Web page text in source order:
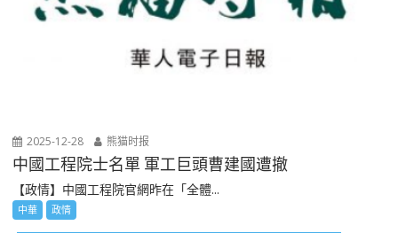
2025-12-28 熊猫时报
中國工程院士名單 軍工巨頭曹建國遭撤
【政情】中國工程院官網昨在「全體...
中華 政情